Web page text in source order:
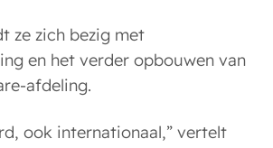
ze zich bezig met
en het verder opbouwen van
afdeling.
ook internationaal,” vertelt